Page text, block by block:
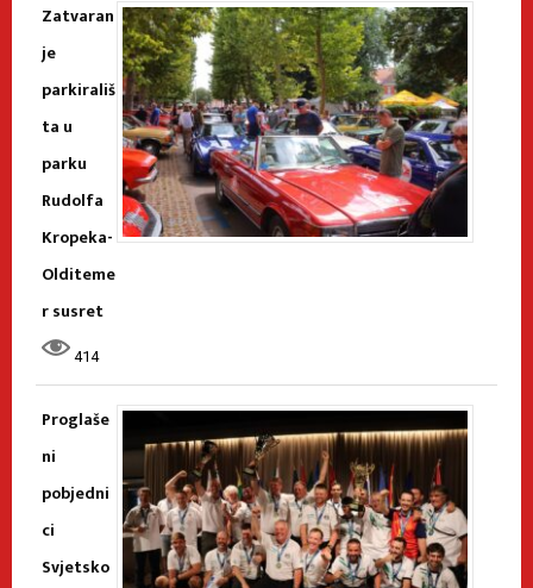
Zatvaran
je
parkirališ
ta u
parku
Rudolfa
Kropeka-
Olditeme
r susret
414
Proglaše
ni
pobjedni
ci
Svjetsko